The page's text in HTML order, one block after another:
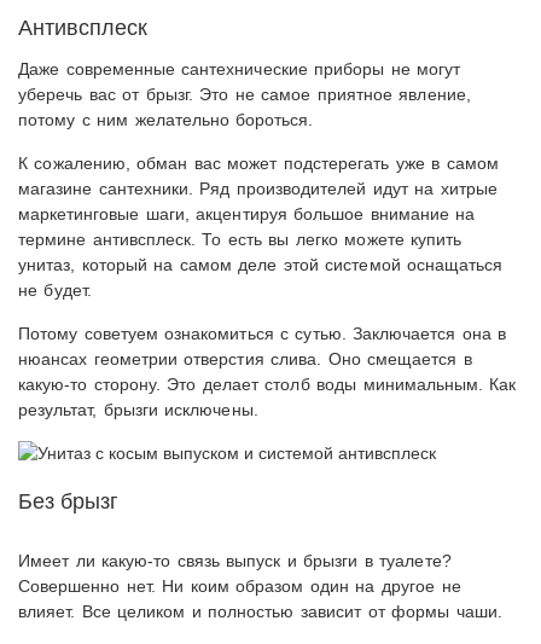
Антивсплеск
Даже современные сантехнические приборы не могут
уберечь вас от брызг. Это не самое приятное явление,
потому с ним желательно бороться.
К сожалению, обман вас может подстерегать уже в самом
магазине сантехники. Ряд производителей идут на хитрые
маркетинговые шаги, акцентируя большое внимание на
термине антивсплеск. То есть вы легко можете купить
унитаз, который на самом деле этой системой оснащаться
не будет.
Потому советуем ознакомиться с сутью. Заключается она в
нюансах геометрии отверстия слива. Оно смещается в
какую-то сторону. Это делает столб воды минимальным. Как
результат, брызги исключены.
Без брызг
Имеет ли какую-то связь выпуск и брызги в туалете?
Совершенно нет. Ни коим образом один на другое не
влияет. Все целиком и полностью зависит от формы чаши.